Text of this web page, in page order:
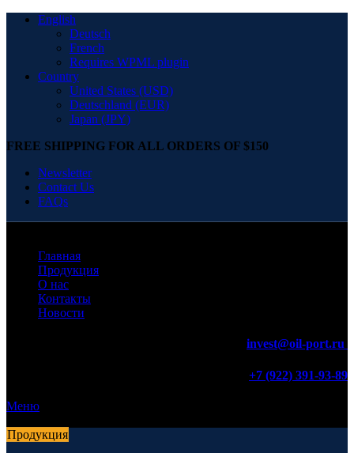
English
Deutsch
French
Requires WPML plugin
Country
United States (USD)
Deutschland (EUR)
Japan (JPY)
FREE SHIPPING FOR ALL ORDERS OF $150
Newsletter
Contact Us
FAQs
Главная
Продукция
О нас
Контакты
Новости
invest@oil-port.ru
+7 (922) 391-93-89
Меню
Продукция